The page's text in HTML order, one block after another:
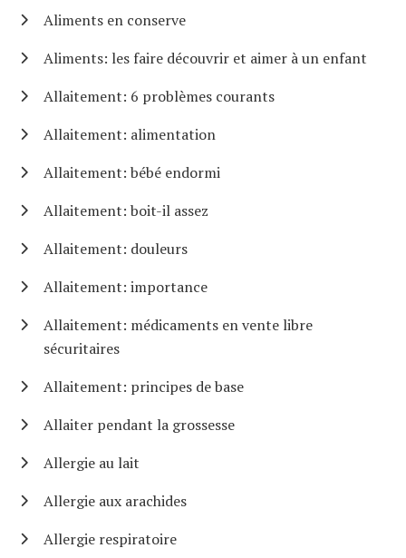
Aliments en conserve
Aliments: les faire découvrir et aimer à un enfant
Allaitement: 6 problèmes courants
Allaitement: alimentation
Allaitement: bébé endormi
Allaitement: boit-il assez
Allaitement: douleurs
Allaitement: importance
Allaitement: médicaments en vente libre
sécuritaires
Allaitement: principes de base
Allaiter pendant la grossesse
Allergie au lait
Allergie aux arachides
Allergie respiratoire